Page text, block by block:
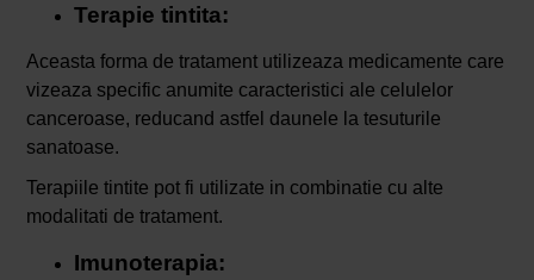
Terapie tintita:
Aceasta forma de tratament utilizeaza medicamente care
vizeaza specific anumite caracteristici ale celulelor
canceroase, reducand astfel daunele la tesuturile
sanatoase.
Terapiile tintite pot fi utilizate in combinatie cu alte
modalitati de tratament.
Imunoterapia: